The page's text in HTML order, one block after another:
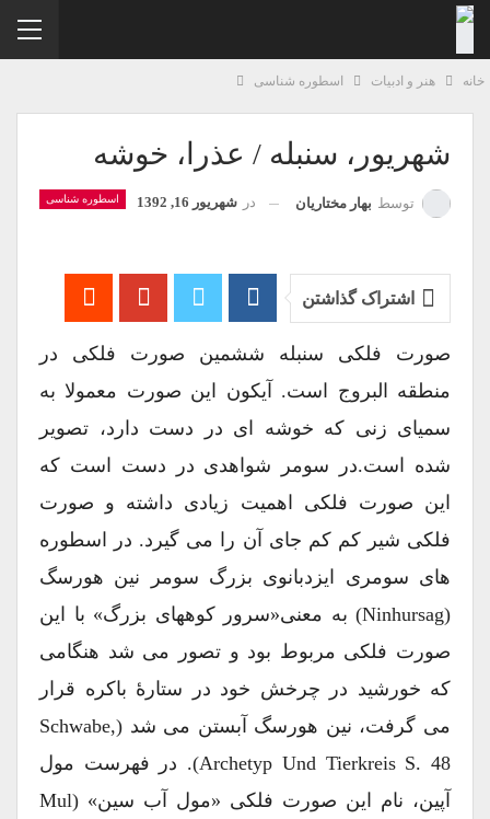
هنر و ادبیات اسطوره شناسی
شهریور، سنبله / عذرا، خوشه
اسطوره شناسی توسطبهار مختاریان درشهریور 16, 1392
اشتراک گذاشتن
صورت فلکی سنبله ششمین صورت فلکی در
منطقه البروج است. آیکون این صورت معمولا به
سمیای زنی که خوشه ای در دست دارد، تصویر
شده است.در سومر شواهدی در دست است که
این صورت فلکی اهمیت زیادی داشته و صورت
فلکی شیر کم کم جای آن را می گیرد. در اسطوره
های سومری ایزدبانوی بزرگ سومر نین هورسگ
(Ninhursag) به معنی«سرور کوههای بزرگ» با این
صورت فلکی مربوط بود و تصور می شد هنگامی
که خورشید در چرخش خود در ستارۀ باکره قرار
می گرفت، نین هورسگ آبستن می شد (Schwabe,
Archetyp Und Tierkreis S. 48). در فهرست مول
آپین، نام این صورت فلکی «مول آب سین» (Mul